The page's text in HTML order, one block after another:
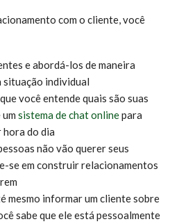
com o cliente, você
e abordá-los de maneira
situação individual
você entende quais são suas
sistema de chat onlinepara
do dia
não vão querer seus
se em construir relacionamentos
mesmo informar um cliente sobre
sabe que ele está pessoalmente